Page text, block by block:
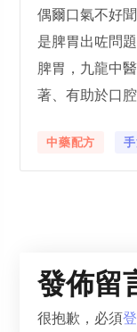
偶爾口氣不好
是脾胃出咗問
脾胃，九龍中
著、有助於口腔
中藥配方
發佈留
很抱歉，必須